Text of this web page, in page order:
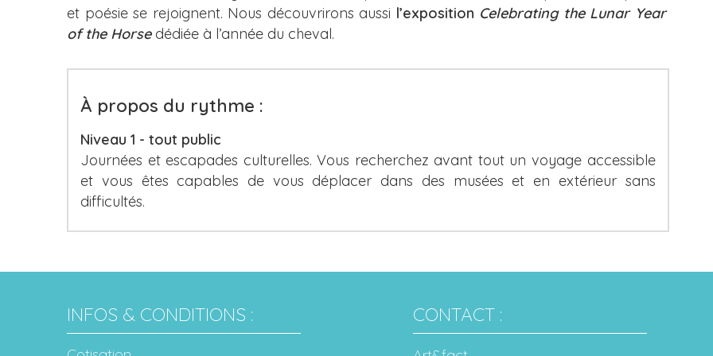
et poésie se rejoignent. Nous découvrirons aussi l’exposition Celebrating the Lunar Year
of the Horsedédiée à l’année du cheval.
À propos du rythme :
Niveau 1 - tout public
Journées et escapades culturelles. Vous recherchez avant tout un voyage accessible
et vous êtes capables de vous déplacer dans des musées et en extérieur sans
difficultés.
INFOS & CONDITIONS : CONTACT :